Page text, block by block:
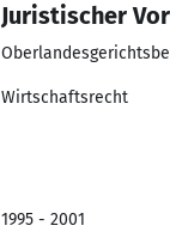
Juristischer
Wirtschaftsrecht
1995 - 2001